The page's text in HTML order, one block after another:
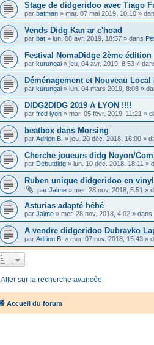
Stage de didgeridoo avec Tiago
par batman » mar. 07 mai 2019, 10:10 »
Vends Didg Kan ar c'hoad
par bat » lun. 08 avr. 2019, 18:57 » dans
Festival NomaDidge 2ème édition
par kurungai » jeu. 04 avr. 2019, 8:53 »
Déménagement et Nouveau
par kurungai » lun. 04 mars 2019, 8:08 »
DIDG2DIDG 2019 A LYON !!!!
par fred lyon » mar. 05 févr. 2019, 11:21 »
beatbox dans Morsing
par Adrien B. » jeu. 20 déc. 2018, 16:00 »
Cherche joueurs didg Noyon/
par Débutdidg » lun. 10 déc. 2018, 18:11 »
Ruben unique didgeridoo en
par Jaime » mer. 28 nov. 2018, 5:51 »
Asturias adapté héhé
par Jaime » mer. 28 nov. 2018, 4:02 » dans
A vendre didgeridoo Dubravko
par Adrien B. » mer. 07 nov. 2018, 15:43 »
Aller sur la recherche avancée
Accueil du forum